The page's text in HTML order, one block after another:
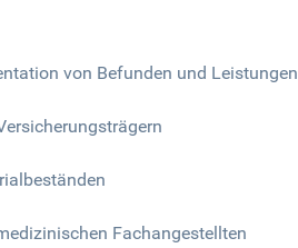
von Befunden und Leistungen
Fachangestellten